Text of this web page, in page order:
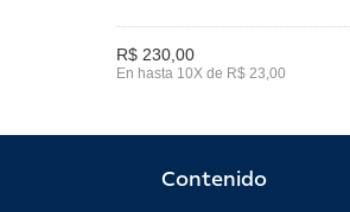
R$ 230,00
En hasta 10X de R$ 23,00
Contenido